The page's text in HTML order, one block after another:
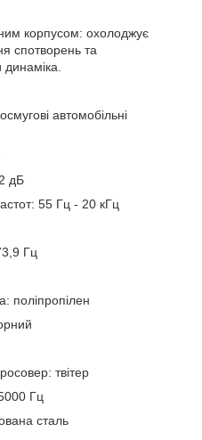
корпусом: охолоджує
спотворень та
автомобільні
дБ
55 Гц - 20 кГц
Гц
поліпропілен
твітер
Гц
сталь